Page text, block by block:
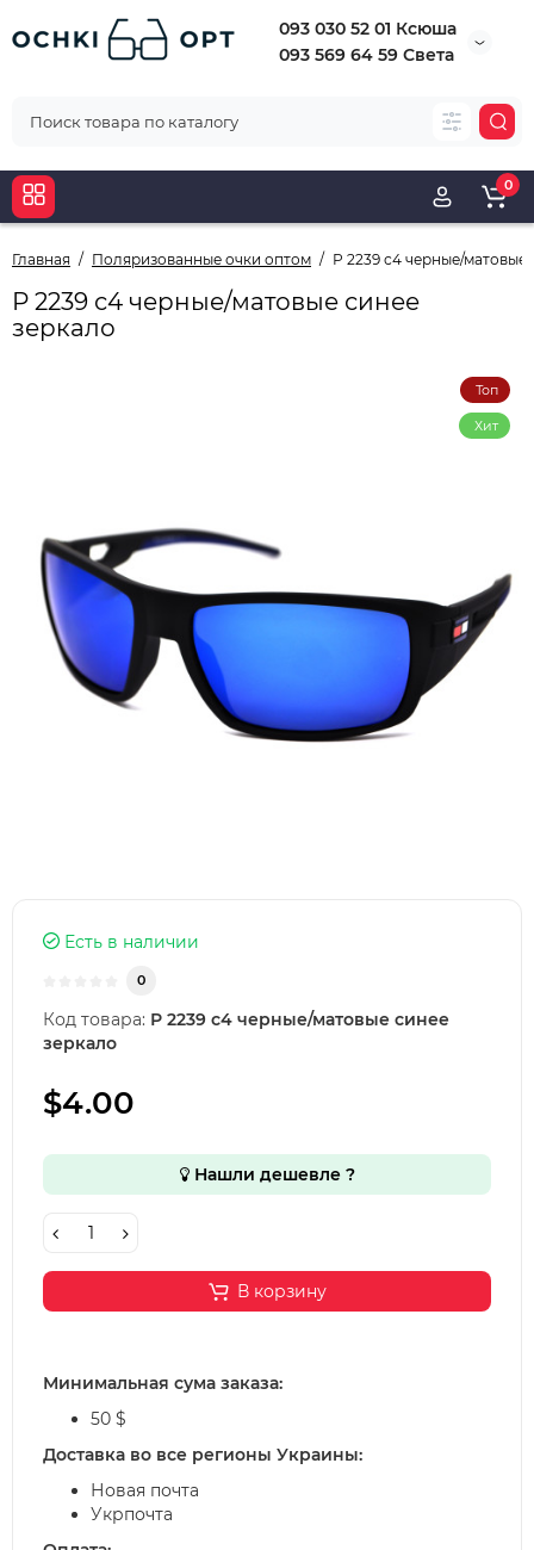
093 030 52 01 Ксюша
093 569 64 59 Света
0
Главная Поляризованные очки оптом Р 2239 с4 черные/матовые
Р 2239 с4 черные/матовые синее
зеркало
Топ
Хит
Есть в наличии
0
Код товара: Р 2239 с4 черные/матовые синее
зеркало
$4.00
Нашли дешевле ?
В корзину
Минимальная сума заказа:
50 $
Доставка во все регионы Украины:
Новая почта
Укрпочта